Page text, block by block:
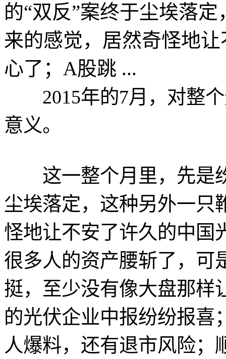
的“双反”案终于尘埃落
来的感觉，居然奇怪地
心了；A股跳 ...
2015年的7月，对整个
意义。
这一整个月里，先是纷
尘埃落定，这种另外一只
怪地让不安了许久的中国
很多人的资产腰斩了，可
挺，至少没有像大盘那样
的光伏企业中报纷纷报喜
人爆料，还有退市风险；